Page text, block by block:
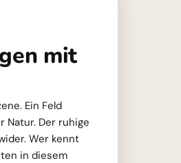
mit
Ein Feld
Natur. Der ruhige
Wer kennt
in diesem